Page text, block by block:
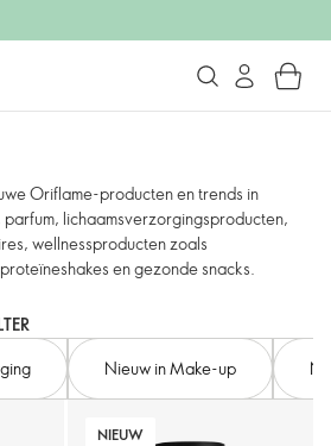
Oriflame-producten en trends in
lichaamsverzorgingsproducten,
wellnessproducten zoals
en gezonde snacks.
Nieuw in Make-up
NIEUW